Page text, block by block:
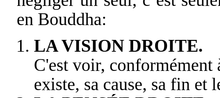
en Bouddha:
LA VISION DROITE.
C'est voir, conformément
existe, sa cause, sa fin et